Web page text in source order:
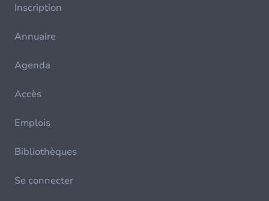
Inscription
Annuaire
Agenda
Accès
Emplois
Bibliothèques
Se connecter